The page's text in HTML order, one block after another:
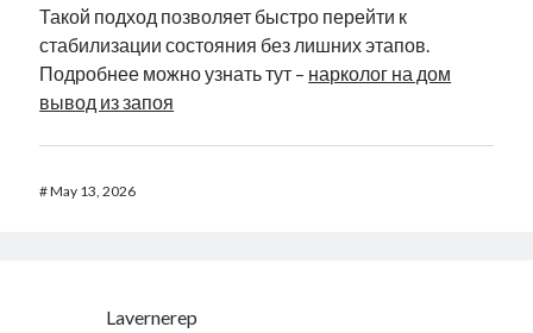
Такой подход позволяет быстро перейти к
стабилизации состояния без лишних этапов.
Подробнее можно узнать тут – нарколог на дом
вывод из запоя
#May 13, 2026
Lavernerep